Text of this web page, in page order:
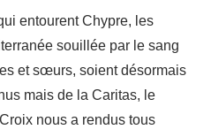
entourent Chypre, les
souillée par le sang
et sœurs, soient désormais
mais de la Caritas, le
nous a rendus tous